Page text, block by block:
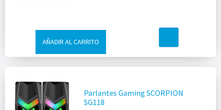
AÑADIR AL CARRITO
Parlantes Gaming SCORPION
SG118